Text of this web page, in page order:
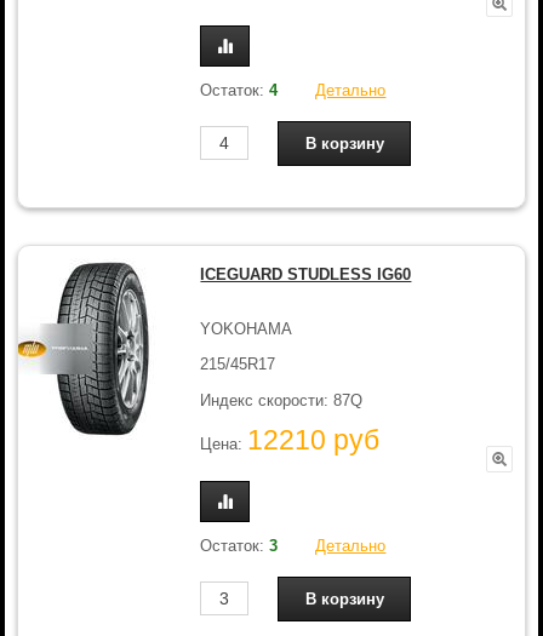
Остаток:4 Детально
ICEGUARD STUDLESS IG60
YOKOHAMA
215/45R17
Индекс скорости: 87Q
Цена: 12210 руб
Остаток:3 Детально